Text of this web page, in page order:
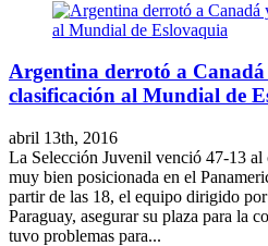
Argentina derrotó a
clasificación al Mundial de
abril 13th, 2016
La Selección Juvenil venció 47-13 al
muy bien posicionada en el
partir de las 18, el equipo dirigido
Paraguay, asegurar su plaza para la
tuvo problemas para...